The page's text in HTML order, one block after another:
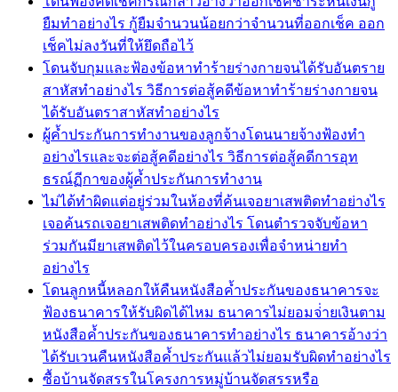
ยืมทำอย่างไร กู้ยืมจำนวนน้อยกว่าจำนวนที่ออกเช็ค ออก
เช็คไม่ลงวันที่ให้ยึดถือไว้
โดนจับกุมและฟ้องข้อหาทำร้ายร่างกายจนได้รับอันตราย
สาหัสทำอย่างไร วิธีการต่อสู้คดีข้อหาทำร้ายร่างกายจน
ได้รับอันตราสาหัสทำอย่างไร
ผู้ค้ำประกันการทำงานของลูกจ้างโดนนายจ้างฟ้องทำ
อย่างไรและจะต่อสู้คดีอย่างไร วิธีการต่อสู้คดีการอุท
ธรณ์ฏีกาของผู้ค้ำประกันการทำงาน
ไม่ได้ทำผิดแต่อยู่ร่วมในห้องที่ค้นเจอยาเสพติดทำอย่างไร
เจอค้นรถเจอยาเสพติดทำอย่างไร โดนตำรวจจับข้อหา
ร่วมกันมียาเสพติดไว้ในครอบครองเพื่อจำหน่ายทำ
อย่างไร
โดนลูกหนี้หลอกให้คืนหนังสือค้ำประกันของธนาคารจะ
ฟ้องธนาคารให้รับผิดได้ไหม ธนาคารไม่ยอมจ่่ายเงินตาม
หนังสือค้ำประกันของธนาคารทำอย่างไร ธนาคารอ้างว่า
ได้รับเวนคืนหนังสือค้ำประกันแล้วไม่ยอมรับผิดทำอย่างไร
ซื้อบ้านจัดสรรในโครงการหมู่บ้านจัดสรรหรือ